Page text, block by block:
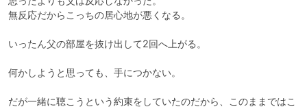
無反応だからこっちの居心地が悪くなる。
いったん父の部屋を抜け出して2回へ上がる。
何かしようと思っても、手につかない。
だが一緒に聴こうという約束をしていたのだから、このままではこ